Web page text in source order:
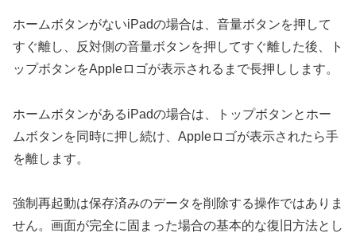
ホームボタンがないiPadの場合は、音量ボタンを押して
すぐ離し、反対側の音量ボタンを押してすぐ離した後、ト
ップボタンをAppleロゴが表示されるまで長押しします。
ホームボタンがあるiPadの場合は、トップボタンとホー
ムボタンを同時に押し続け、Appleロゴが表示されたら手
を離します。
強制再起動は保存済みのデータを削除する操作ではありま
せん。画面が完全に固まった場合の基本的な復旧方法とし